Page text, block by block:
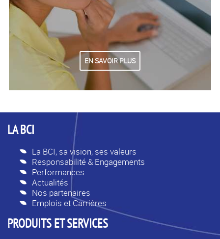
EN SAVOIR PLUS
LA BCI
La BCI, sa vision, ses valeurs
Responsabilité & Engagements
Performances
Actualités
Nos partenaires
Emplois et Carrières
PRODUITS ET SERVICES